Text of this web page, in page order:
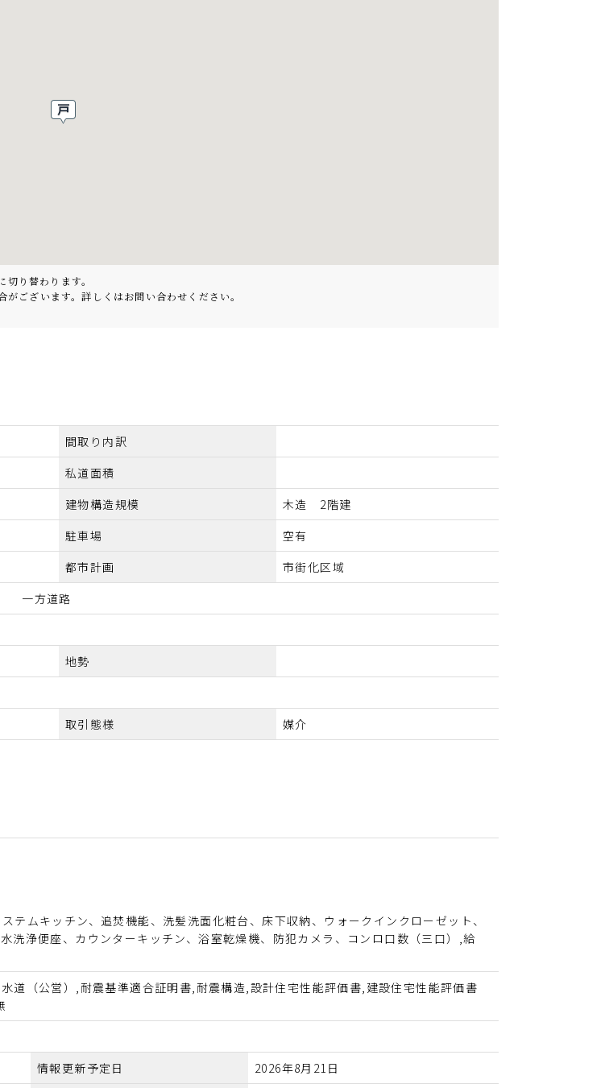
り替わります。
ございます。詳しくはお問い合わせください。
間取り内訳
私道面積
建物構造規模
木造 2階建
駐車場
空有
都市計画
市街化区域
一方道路
地勢
取引態様 媒介
テムキッチン、追焚機能、洗髪洗面化粧台、床下収納、ウォークインクローゼット、
洗浄便座、カウンターキッチン、浴室乾燥機、防犯カメラ、コンロ口数（三口）,給
道（公営）,耐震基準適合証明書,耐震構造,設計住宅性能評価書,建設住宅性能評価書
情報更新予定日
2026年8月21日